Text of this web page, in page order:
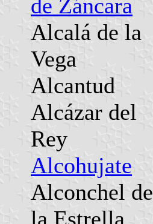
de Záncara
Alcalá de la
Vega
Alcantud
Alcázar del
Rey
Alcohujate
Alconchel de
la Estrella